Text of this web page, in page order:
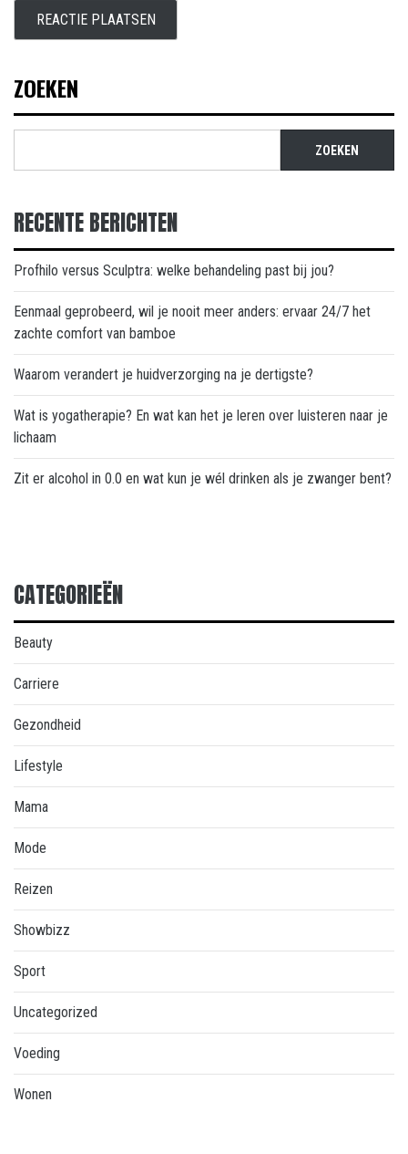
ZOEKEN
ZOEKEN
RECENTE BERICHTEN
Profhilo versus Sculptra: welke behandeling past bij jou?
Eenmaal geprobeerd, wil je nooit meer anders: ervaar 24/7 het
zachte comfort van bamboe
Waarom verandert je huidverzorging na je dertigste?
Wat is yogatherapie? En wat kan het je leren over luisteren naar je
lichaam
Zit er alcohol in 0.0 en wat kun je wél drinken als je zwanger bent?
CATEGORIEËN
Beauty
Carriere
Gezondheid
Lifestyle
Mama
Mode
Reizen
Showbizz
Sport
Uncategorized
Voeding
Wonen